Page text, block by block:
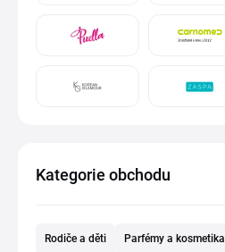
Kategorie obchodu
Rodiče a děti Parfémy a kosmetika